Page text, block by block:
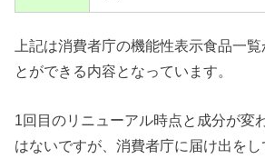
上記は消費者庁の機能性表示食品一
とができる内容となっています。
1回目のリニューアル時点と成分が変
はないですが、消費者庁に届け出を